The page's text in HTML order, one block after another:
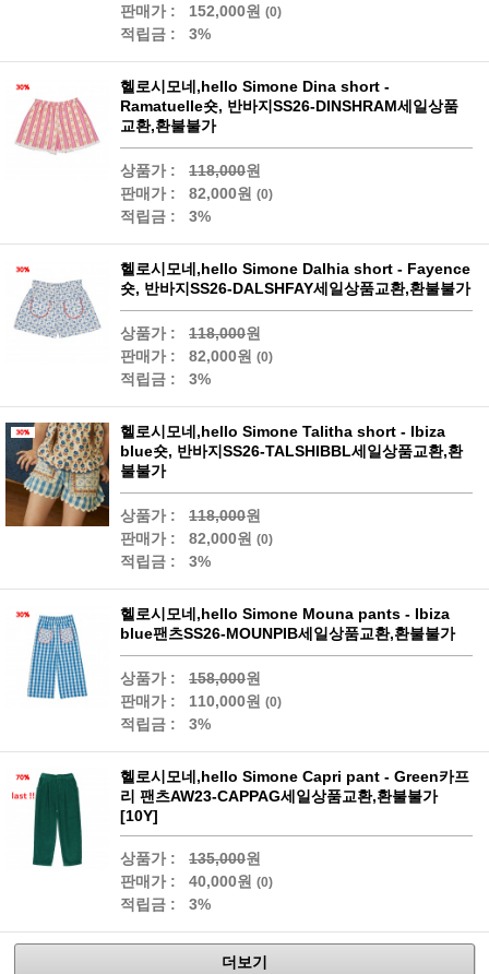
판매가 :
152,000원 (0)
적립금 : 3%
헬로시모네,hello Simone Dina short -
Ramatuelle숏, 반바지SS26-DINSHRAM세일상품
교환,환불불가
상품가 : 118,000원
판매가 :
82,000원 (0)
적립금 : 3%
헬로시모네,hello Simone Dalhia short - Fayence
숏, 반바지SS26-DALSHFAY세일상품교환,환불불가
상품가 : 118,000원
판매가 :
82,000원 (0)
적립금 : 3%
헬로시모네,hello Simone Talitha short - Ibiza
blue숏, 반바지SS26-TALSHIBBL세일상품교환,환
불불가
상품가 : 118,000원
판매가 :
82,000원 (0)
적립금 : 3%
헬로시모네,hello Simone Mouna pants - Ibiza
blue팬츠SS26-MOUNPIB세일상품교환,환불불가
상품가 : 158,000원
판매가 :
110,000원 (0)
적립금 : 3%
헬로시모네,hello Simone Capri pant - Green카프
리 팬츠AW23-CAPPAG세일상품교환,환불불가
[10Y]
상품가 : 135,000원
판매가 :
40,000원 (0)
적립금 : 3%
더보기